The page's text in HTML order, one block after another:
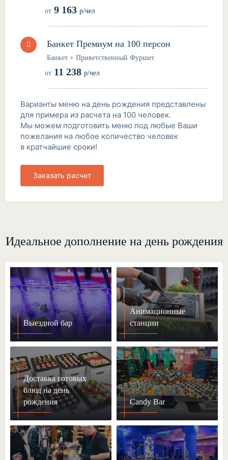
от 9 163 р/чел
Банкет Премиум на 100 персон
Банкет + Приветственный Фуршет
от 11 238 р/чел
Варианты меню на день рождения представлены
для примера из расчета на 100 человек.
Мы можем подготовить меню под любые Ваши
пожелания на любое количество человек
в кратчайшие сроки!
Заказать расчет
Идеальное дополнение на день рождения
Выездной бар
Анимационные
станции
Доставка готовых
блюд на день
рождения
Candy Bar